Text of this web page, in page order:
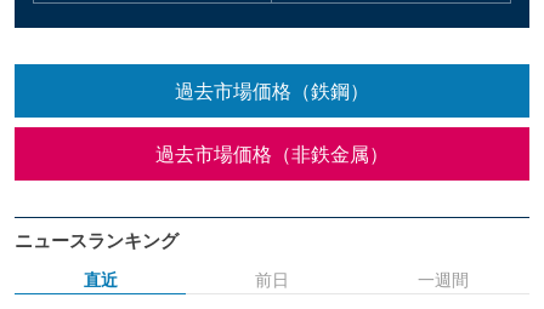
過去市場価格（鉄鋼）
過去市場価格（非鉄金属）
ニュースランキング
直近
前日 一週間